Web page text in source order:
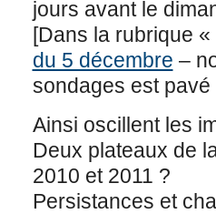
jours avant le
[Dans la rubrique
du 5 décembre –
sondages est
Ainsi oscillent les
Deux plateaux de
2010 et 2011 ?
Persistances et